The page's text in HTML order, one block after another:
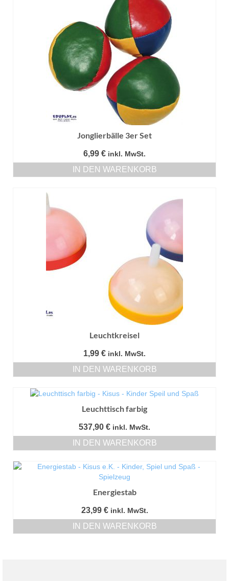
Jonglierbälle 3er Set
6,99 € inkl. MwSt.
IN DEN WARENKORB
Leuchtkreisel
1,99 € inkl. MwSt.
IN DEN WARENKORB
Leuchttisch farbig
537,90 € inkl. MwSt.
IN DEN WARENKORB
Energiestab
23,99 € inkl. MwSt.
IN DEN WARENKORB